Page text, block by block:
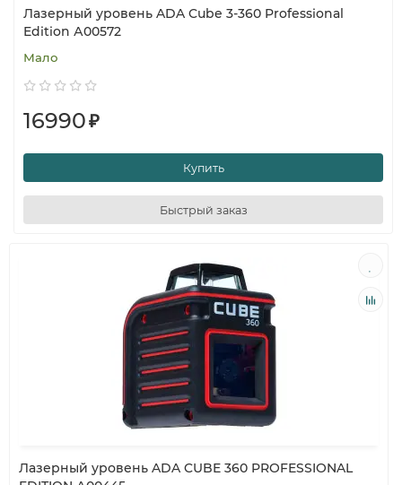
Лазерный уровень ADA Cube 3-360 Professional
Edition А00572
Мало
16990₽
Купить
Быстрый заказ
Лазерный уровень ADA CUBE 360 PROFESSIONAL